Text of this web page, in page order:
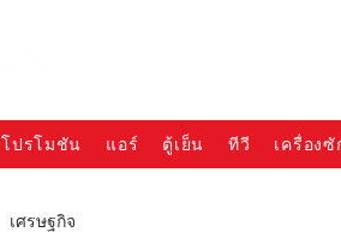
โปรโมชัน แอร์ ตู้เย็น ทีวี เครื่องซั
เศรษฐกิจ